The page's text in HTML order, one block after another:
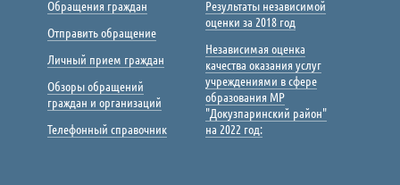
Обращения граждан
Отправить обращение
Личный прием граждан
Обзоры обращений
граждан и организаций
Телефонный справочник
Результаты независимой
оценки за 2018 год
Независимая оценка
качества оказания услуг
учреждениями в сфере
образования МР
"Докузпаринский район"
на 2022 год: